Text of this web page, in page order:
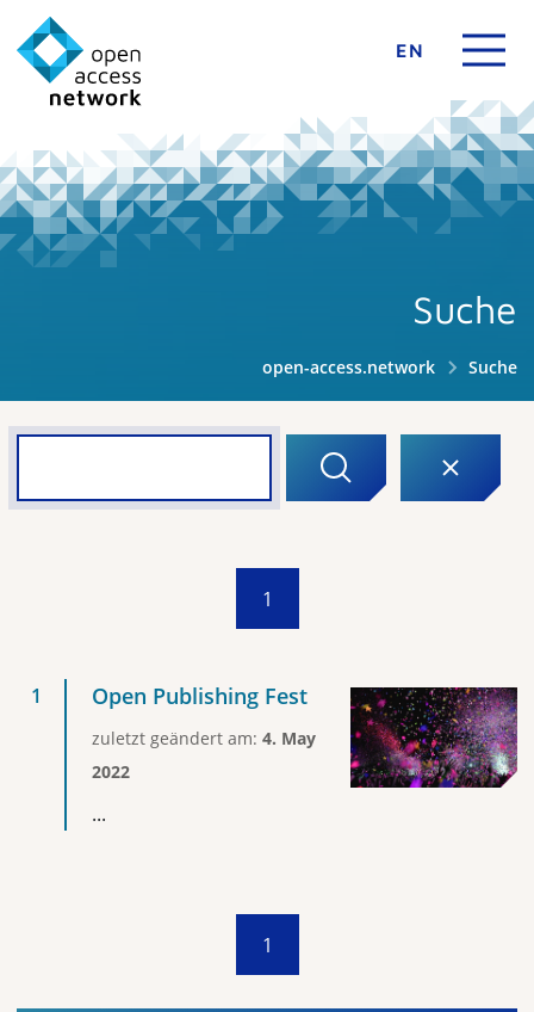
EN
Suche
open-access.network Suche
1
Open Publishing Fest
zuletzt geändert am: 4. May
2022
...
1